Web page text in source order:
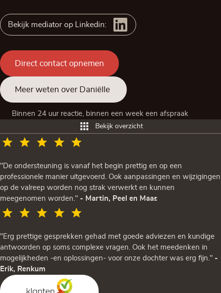
Bekijk mediator op Linkedin:
Direct contact opnemen
Meer weten over Daniëlle
Binnen 24 uur reactie, binnen een week een afspraak
Bekijk overzicht
"De ondersteuning is vanaf het begin prettig en op een
professionele manier uitgevoerd. Ook aanpassingen en wijzigingen
op de valreep worden nog strak verwerkt en kunnen
meegenomen worden." - Martin, Peel en Maas
"Erg prettige gesprekken gehad met goede adviezen en kundige
antwoorden op soms complexe vragen. Ook het meedenken in
mogelijkheden -en oplossingen- voor onze dochter was erg fijn." -
Erik, Renkum